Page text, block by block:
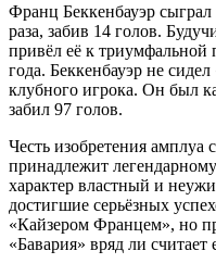
Франц Беккенбауэр сыграл
раза, забив 14 голов.
привёл её к триумфальной
года. Беккенбауэр не
клубного игрока. Он был
забил 97 голов.
Честь изобретения амплуа
принадлежит
характер властный и
достигшие серьёзных
«Кайзером Францем», но
«Бавария» вряд ли